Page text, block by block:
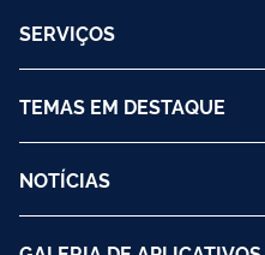
SERVIÇOS
TEMAS EM DESTAQUE
NOTÍCIAS